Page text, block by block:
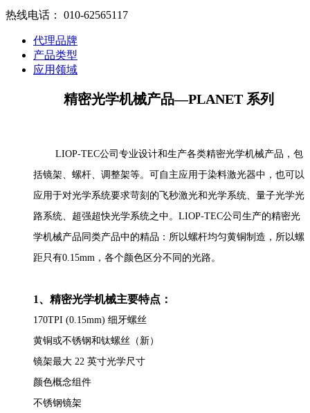
热线电话： 010-62565117
代理品牌
产品类型
应用领域
精密光学机械产品—PLANET 系列
LIOP-TEC公司专业设计和生产各类精密光学机械产品，包
括镜架、螺杆、调整架等。可自主应用于染料激光器中，也可以
应用于对光学系统要求苛刻的飞秒激光和光学系统、量子光学光
路系统、超强超快光学系统之中。LIOP-TEC公司生产的精密光
学机械产品同类产品中的精品：所以螺杆均匀黄铜制造，所以螺
距只有0.15mm，各个颜色区分不同的光路。
1、精密光学机械主要特点：
170TPI (0.15mm) 细牙螺丝
黄铜或不锈钢和钛螺丝（新）
镜架最大 22 英寸光学尺寸
颜色概念组件
不锈钢镜架